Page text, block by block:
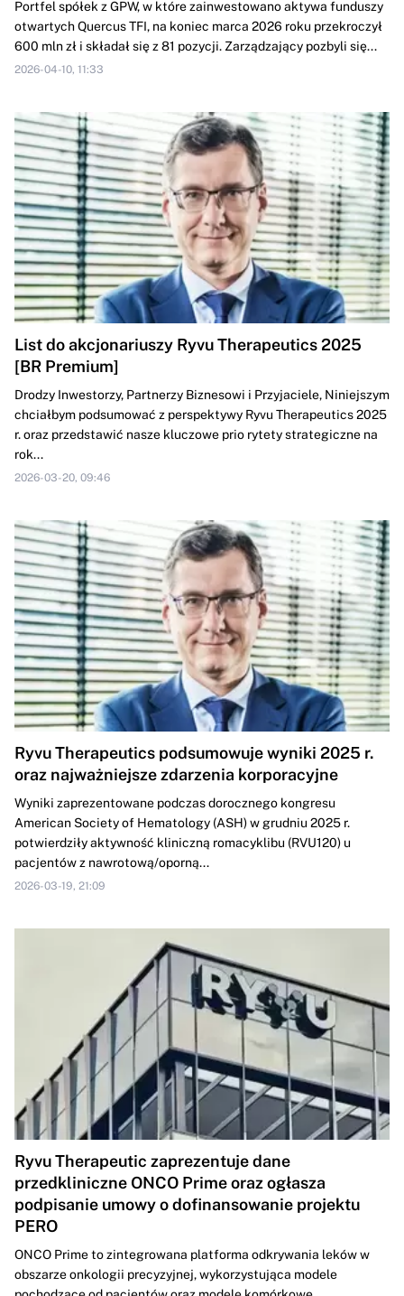
Portfel spółek z GPW, w które zainwestowano aktywa funduszy
otwartych Quercus TFI, na koniec marca 2026 roku przekroczył
600 mln zł i składał się z 81 pozycji. Zarządzający pozbyli się...
2026-04-10, 11:33
List do akcjonariuszy Ryvu Therapeutics 2025
[BR Premium]
Drodzy Inwestorzy, Partnerzy Biznesowi i Przyjaciele, Niniejszym
chciałbym podsumować z perspektywy Ryvu Therapeutics 2025
r. oraz przedstawić nasze kluczowe prio rytety strategiczne na
rok...
2026-03-20, 09:46
Ryvu Therapeutics podsumowuje wyniki 2025 r.
oraz najważniejsze zdarzenia korporacyjne
Wyniki zaprezentowane podczas dorocznego kongresu
American Society of Hematology (ASH) w grudniu 2025 r.
potwierdziły aktywność kliniczną romacyklibu (RVU120) u
pacjentów z nawrotową/oporną...
2026-03-19, 21:09
Ryvu Therapeutic zaprezentuje dane
przedkliniczne ONCO Prime oraz ogłasza
podpisanie umowy o dofinansowanie projektu
PERO
ONCO Prime to zintegrowana platforma odkrywania leków w
obszarze onkologii precyzyjnej, wykorzystująca modele